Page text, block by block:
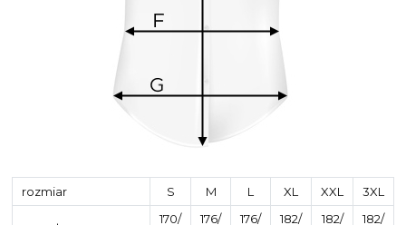
rozmiar S M L XL XXL 3XL
170/
176/
176/
182/
182/
182/